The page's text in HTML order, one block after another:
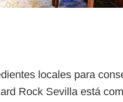
locales para
Rock Sevilla está